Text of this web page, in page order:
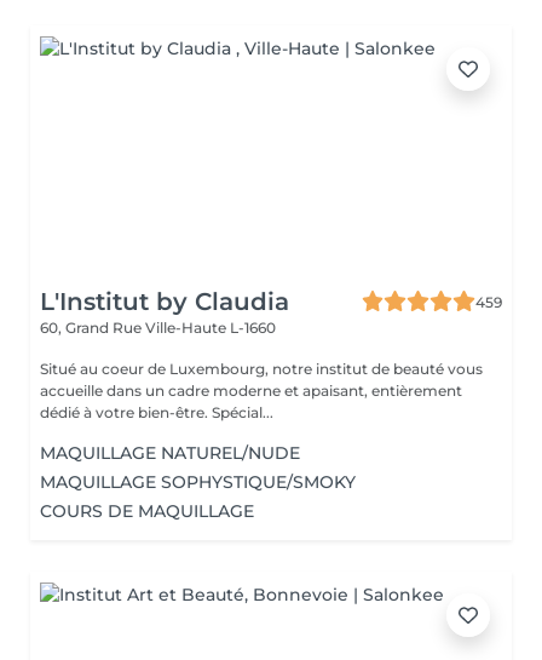
L'Institut by Claudia
459
60, Grand Rue Ville-Haute L-1660
Situé au coeur de Luxembourg, notre institut de beauté vous
accueille dans un cadre moderne et apaisant, entièrement
dédié à votre bien-être. Spécial...
MAQUILLAGE NATUREL/NUDE
MAQUILLAGE SOPHYSTIQUE/SMOKY
COURS DE MAQUILLAGE